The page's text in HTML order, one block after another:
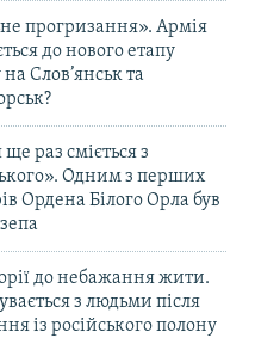
прогризання». Армія
до нового етапу
Слов’янськ та
ще раз сміється з
Одним з перших
Ордена Білого Орла був
до небажання жити.
з людьми після
із російського полону